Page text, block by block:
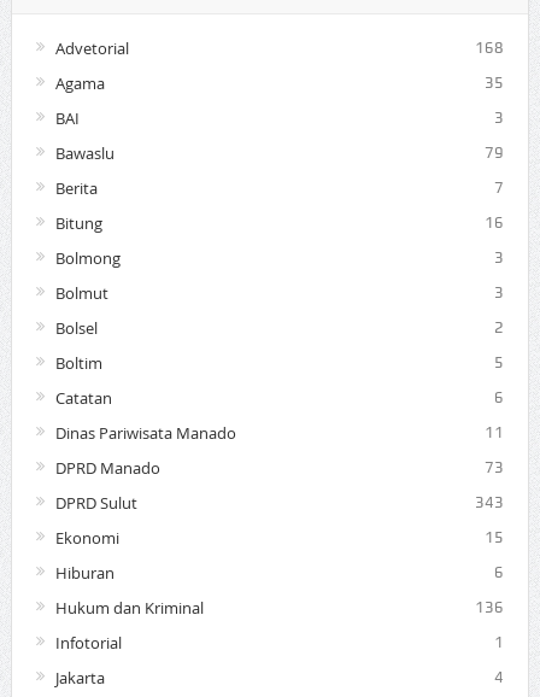
Advetorial 168
Agama 35
BAI 3
Bawaslu 79
Berita 7
Bitung 16
Bolmong 3
Bolmut 3
Bolsel 2
Boltim 5
Catatan 6
Dinas Pariwisata Manado 11
DPRD Manado 73
DPRD Sulut 343
Ekonomi 15
Hiburan 6
Hukum dan Kriminal 136
Infotorial 1
Jakarta 4